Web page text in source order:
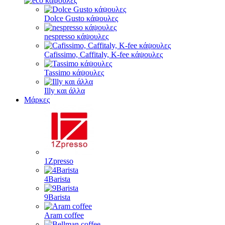
Dolce Gusto κάψουλες
nespresso κάψουλες
Cafissimo, Caffitaly, K-fee κάψουλες
Tassimo κάψουλες
Illy και άλλα
Μάρκες
1Zpresso
4Barista
9Barista
Aram coffee